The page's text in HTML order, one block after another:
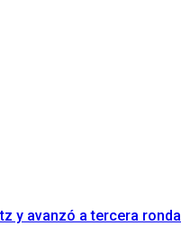
y avanzó a tercera ronda